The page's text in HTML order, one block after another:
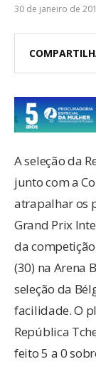
30 de janeiro de
A seleção da
junto com a
atrapalhar os
Grand Prix
da
(30) na Arena
seleção da
facilidade. O
República
feito 5 a 0